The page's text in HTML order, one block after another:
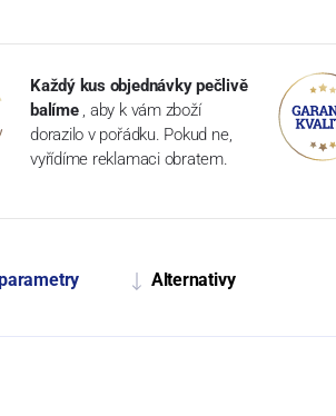
Každý kus objednávky pečlivě
balíme , aby k vám zboží
dorazilo v pořádku. Pokud ne,
vyřídíme reklamaci obratem.
Alternativy